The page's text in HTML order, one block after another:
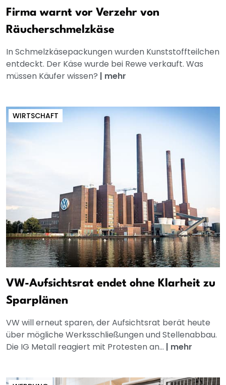
Firma warnt vor Verzehr von
Räucherschmelzkäse
In Schmelzkäsepackungen wurden Kunststoffteilchen
entdeckt. Der Käse wurde bei Rewe verkauft. Was
müssen Käufer wissen? | mehr
WIRTSCHAFT
VW-Aufsichtsrat endet ohne Klarheit zu
Sparplänen
VW will erneut sparen, der Aufsichtsrat berät heute
über mögliche Werksschließungen und Stellenabbau.
Die IG Metall reagiert mit Protesten an... | mehr